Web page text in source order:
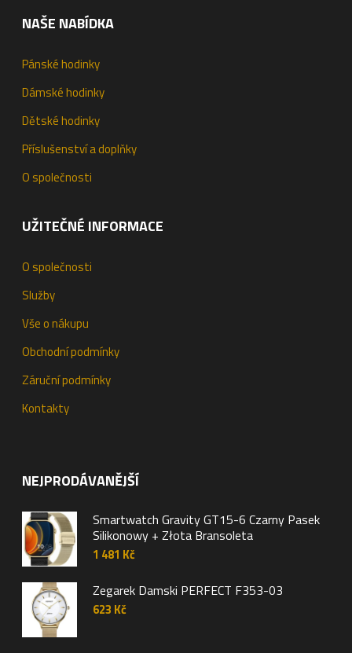
NAŠE NABÍDKA
Pánské hodinky
Dámské hodinky
Dětské hodinky
Příslušenství a doplňky
O společnosti
UŽITEČNÉ INFORMACE
O společnosti
Služby
Vše o nákupu
Obchodní podmínky
Záruční podmínky
Kontakty
NEJPRODÁVANĚJŠÍ
Smartwatch Gravity GT15-6 Czarny Pasek
Silikonowy + Złota Bransoleta
1 481 Kč
Zegarek Damski PERFECT F353-03
623 Kč